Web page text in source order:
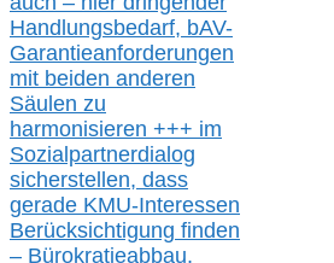
Handlungsbedarf, bAV-
Garantieanforderungen
mit beiden anderen
Säulen zu
harmonisieren +++ im
Sozialpartnerdialog
sicherstellen, dass
gerade KMU-Interessen
Berücksichtigung finden
– Bürokratieabbau,